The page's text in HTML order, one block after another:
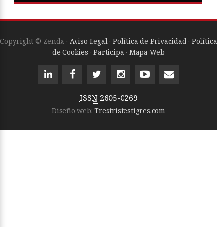
Copyright © Zenda · Aviso Legal · Política de Privacidad · Política
de Cookies · Participa · Mapa Web
ISSN 2605-0269
Diseño web: Trestristestigres.com